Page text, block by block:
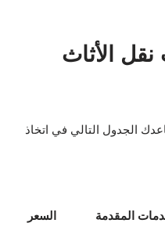
نقل الأثاث
الجدول التالي في اتخاذ
المقدمة السعر